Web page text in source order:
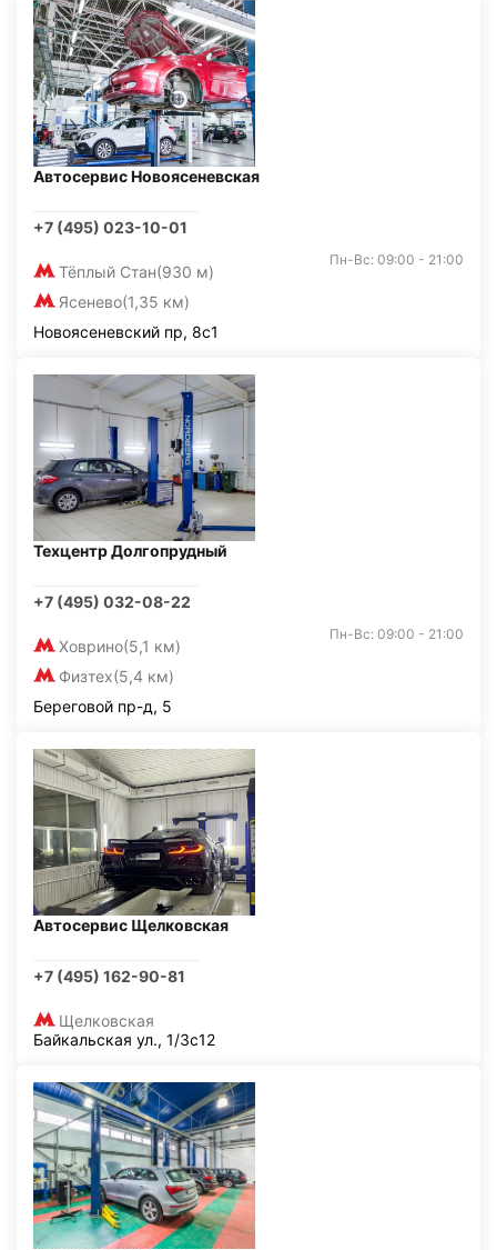
Автосервис Новоясеневская
+7 (495) 023-10-01
Тёплый Стан(930 м)
Ясенево(1,35 км)
Пн-Вс: 09:00 - 21:00
Новоясеневский пр, 8с1
Техцентр Долгопрудный
+7 (495) 032-08-22
Ховрино(5,1 км)
Физтех(5,4 км)
Пн-Вс: 09:00 - 21:00
Береговой пр-д, 5
Автосервис Щелковская
+7 (495) 162-90-81
Щелковская
Байкальская ул., 1/3с12